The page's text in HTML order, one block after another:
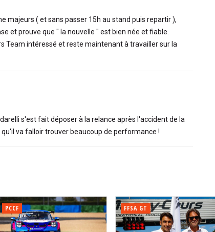
majeurs ( et sans passer 15h au stand puis repartir ),
et prouve que " la nouvelle " est bien née et fiable.
Team intéressé et reste maintenant à travailler sur la
s'est fait déposer à la relance après l'accident de la
qu'il va falloir trouver beaucoup de performance !
PCCF FFSA GT